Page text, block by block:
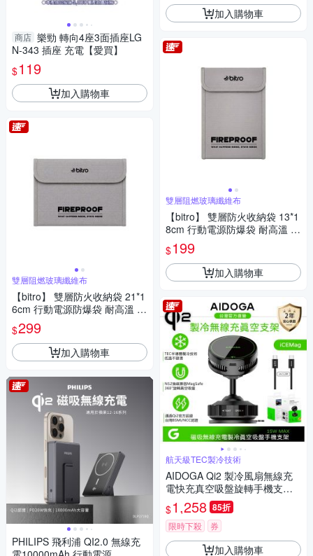
商店 樂勁 轉向4座3面插座LG
N-343 插座 充電【愛買】
$119
加入購物車
雙層阻燃玻璃纖維布
【bitro】 雙層防火收納袋 21*1
6cm 行動電源防爆袋 耐高溫 防
水防塵 證件收納袋 現金收納包
鋰電池收納
$299
加入購物車
PHILIPS 飛利浦 QI2.0 無線充
加入購物車
雙層阻燃玻璃纖維布
【bitro】 雙層防火收納袋 13*1
8cm 行動電源防爆袋 耐高溫 防
水防塵 證件收納袋 現金收納包
鋰電池收納
$199
加入購物車
航天級TEC製冷技術
AIDOGA Qi2 製冷風扇無線充
電快充真空吸盤旋轉手機支架 1
5W LED 車用/桌面 MagSafe
$1,258 85折
限時下殺 券
加入購物車